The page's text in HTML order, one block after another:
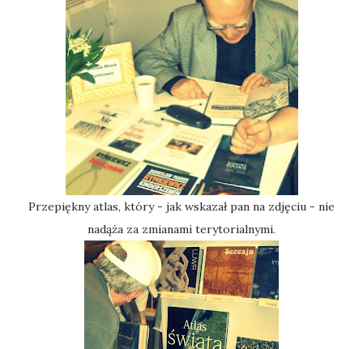
Przepiękny atlas, który - jak wskazał pan na zdjęciu - nie
nadąża za zmianami terytorialnymi.